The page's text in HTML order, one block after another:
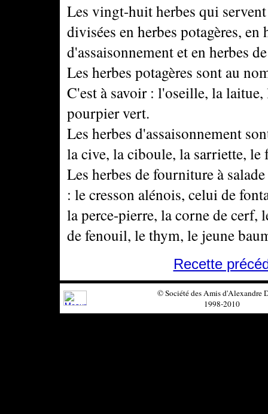
Les vingt-huit herbes qui
divisées en herbes potagères, en
d'assaisonnement et en herbes
Les herbes potagères sont au
C'est à savoir : l'oseille, la
pourpier vert.
Les herbes d'assaisonnement
la cive, la ciboule, la sarriette,
Les herbes de fourniture à
: le cresson alénois, celui de
la perce-pierre, la corne de
de fenouil, le thym, le jeune
Recette
© Société des Amis d'Alexandre
1998-2010